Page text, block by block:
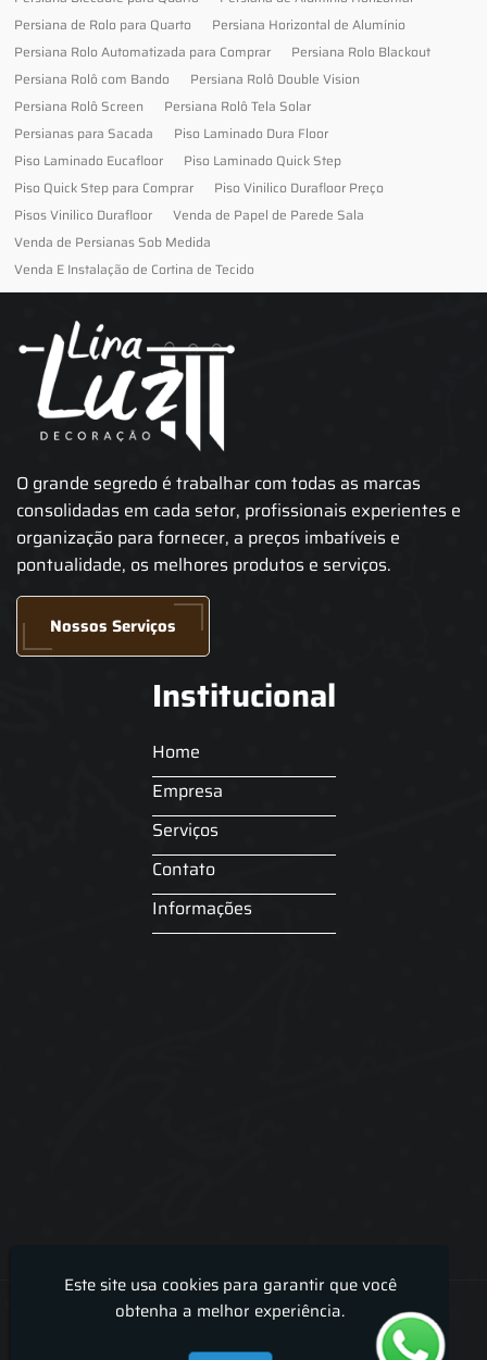
Persiana de Rolo para Quarto
Persiana Horizontal de Alumínio
Persiana Rolo Automatizada para Comprar
Persiana Rolo Blackout
Persiana Rolô com Bando
Persiana Rolô Double Vision
Persiana Rolô Screen
Persiana Rolô Tela Solar
Persianas para Sacada
Piso Laminado Dura Floor
Piso Laminado Eucafloor
Piso Laminado Quick Step
Piso Quick Step para Comprar
Piso Vinilico Durafloor Preço
Pisos Vinilico Durafloor
Venda de Papel de Parede Sala
Venda de Persianas Sob Medida
Venda E Instalação de Cortina de Tecido
O grande segredo é trabalhar com todas as marcas
consolidadas em cada setor, profissionais experientes e
organização para fornecer, a preços imbatíveis e
pontualidade, os melhores produtos e serviços.
Nossos Serviços
Institucional
Home
Empresa
Serviços
Contato
Informações
Lira Luz Decor - Cortinas sob medidas e persianas
Este site usa cookies para garantir que você
obtenha a melhor experiência.